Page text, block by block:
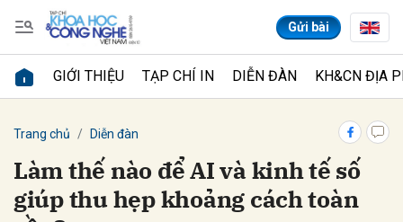
Gửi bài
GIỚI THIỆU TẠP CHÍ IN DIỄN ĐÀN KH&CN ĐỊA
Trang chủ Diễn đàn
Làm thế nào để AI và kinh tế số
giúp thu hẹp khoảng cách toàn
Gửi bình luận